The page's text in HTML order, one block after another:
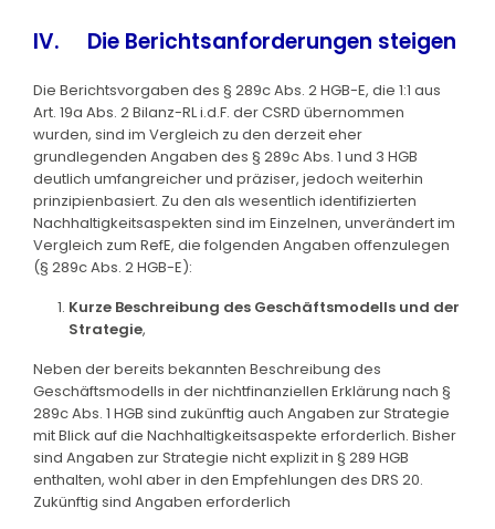
IV. Die Berichtsanforderungen steigen
Die Berichtsvorgaben des § 289c Abs. 2 HGB-E, die 1:1 aus
Art. 19a Abs. 2 Bilanz-RL i.d.F. der CSRD übernommen
wurden, sind im Vergleich zu den derzeit eher
grundlegenden Angaben des § 289c Abs. 1 und 3 HGB
deutlich umfangreicher und präziser, jedoch weiterhin
prinzipienbasiert. Zu den als wesentlich identifizierten
Nachhaltigkeitsaspekten sind im Einzelnen, unverändert im
Vergleich zum RefE, die folgenden Angaben offenzulegen
(§ 289c Abs. 2 HGB-E):
Kurze Beschreibung des Geschäftsmodells und der
Strategie,
Neben der bereits bekannten Beschreibung des
Geschäftsmodells in der nichtfinanziellen Erklärung nach §
289c Abs. 1 HGB sind zukünftig auch Angaben zur Strategie
mit Blick auf die Nachhaltigkeitsaspekte erforderlich. Bisher
sind Angaben zur Strategie nicht explizit in § 289 HGB
enthalten, wohl aber in den Empfehlungen des DRS 20.
Zukünftig sind Angaben erforderlich